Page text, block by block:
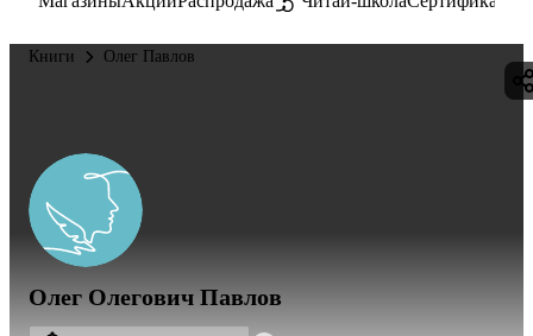
Книги Олег Павлов
Олег Олегович Павлов